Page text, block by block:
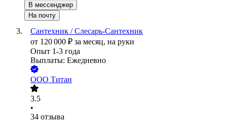
В мессенджер
На почту
Сантехник / Слесарь-Сантехник
от 120 000 ₽ за месяц, на руки
Опыт 1-3 года
Выплаты: Ежедневно
ООО Титан
3.5
•
34 отзыва